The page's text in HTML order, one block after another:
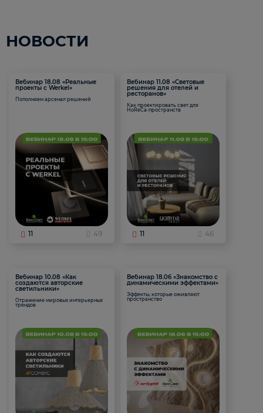
НОВОСТИ
Вебинар 18.08 «Реальные
проекты с Werkel»
Пополняем арсенал решений
11 49
Вебинар 11.08 «Световые
решения для отелей и
ресторанов»
Как проектировать свет для
HoReCa-пространств
11 46
Вебинар 10.08 «Как
создаются авторские
светильники»
Отражение мировых интерьерных
трендов
Вебинар 18.06 «Знакомство с
динамическими эффектами»
Эффекты, которые оживляют
пространство